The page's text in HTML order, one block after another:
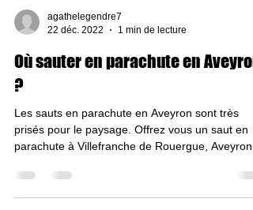
22 déc. 2022
1 min de lecture
Où sauter en parachute en Aveyron
?
Les sauts en parachute en Aveyron sont très
parachute à Villefranche de Rouergue, Aveyron.